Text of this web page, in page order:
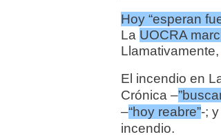
Hoy “esperan
La UOCRA
Llamativamente,
El incendio en
Crónica –”
–“hoy reabre”-;
incendio.